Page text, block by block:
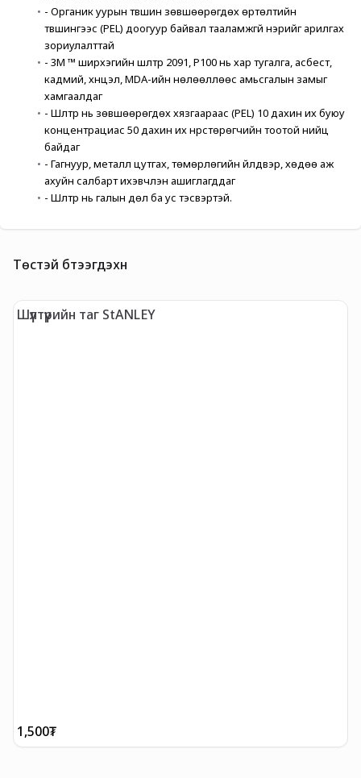
- Органик уурын түвшин зөвшөөрөгдөх өртөлтийн
түвшингээс (PEL) доогуур байвал тааламжгүй үнэрийг арилгах
зориулалттай
- 3M ™ ширхэгийн шүүлтүүр 2091, P100 нь хар тугалга, асбест,
кадмий, хүнцэл, MDA-ийн нөлөөллөөс амьсгалын замыг
хамгаалдаг
- Шүүлтүүр нь зөвшөөрөгдөх хязгаараас (PEL) 10 дахин их буюу
концентрациас 50 дахин их нүүрстөрөгчийн тоотой нийцүү
байдаг
- Гагнуур, металл цутгах, төмөрлөгийн үйлдвэр, хөдөө аж
ахуйн салбарт ихэвчлэн ашиглагддаг
- Шүүлтүүр нь галын дөл ба ус тэсвэртэй.
Төстэй бүтээгдэхүүн
Шүүлтүүрийн таг StANLEY
1,500₮